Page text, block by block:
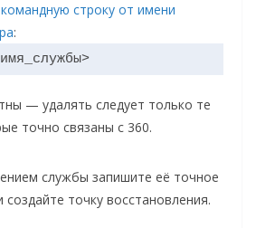
командную строку от имени
:
— удалять следует только те
точно связаны с 360.
службы запишите её точное
создайте точку восстановления.